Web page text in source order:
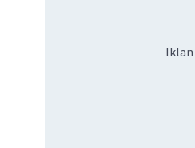
Iklan